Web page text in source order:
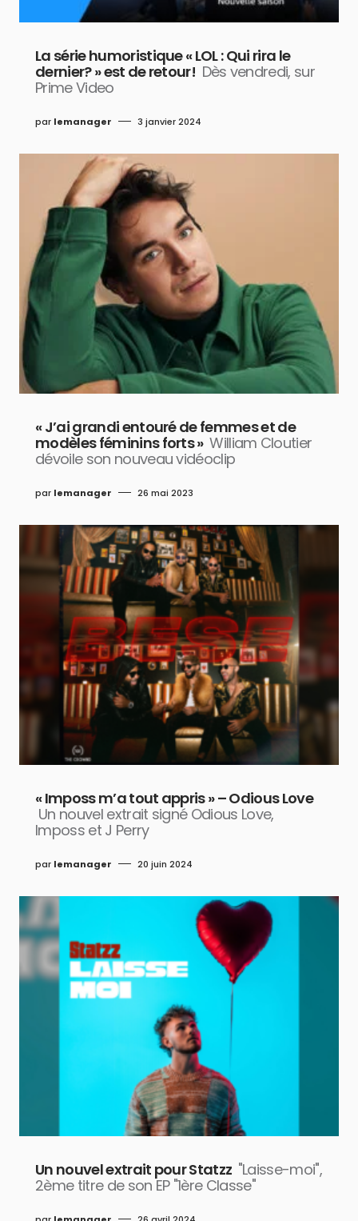
La série humoristique « LOL : Qui rira le
dernier? » est de retour! Dès vendredi, sur
Prime Video
par lemanager 3 janvier 2024
« J’ai grandi entouré de femmes et de
modèles féminins forts » William Cloutier
dévoile son nouveau vidéoclip
par lemanager 26 mai 2023
« Imposs m’a tout appris » – Odious Love
Un nouvel extrait signé Odious Love,
Imposs et J Perry
par lemanager 20 juin 2024
Un nouvel extrait pour Statzz "Laisse-moi",
2ème titre de son EP "1ère Classe"